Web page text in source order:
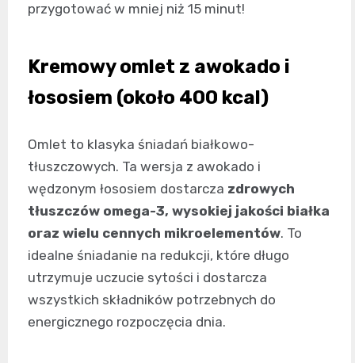
przygotować w mniej niż 15 minut!
Kremowy omlet z awokado i
łososiem (około 400 kcal)
Omlet to klasyka śniadań białkowo-
tłuszczowych. Ta wersja z awokado i
wędzonym łososiem dostarcza zdrowych
tłuszczów omega-3, wysokiej jakości białka
oraz wielu cennych mikroelementów. To
idealne śniadanie na redukcji, które długo
utrzymuje uczucie sytości i dostarcza
wszystkich składników potrzebnych do
energicznego rozpoczęcia dnia.